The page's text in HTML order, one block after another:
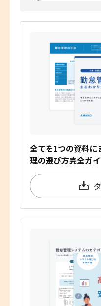
全てを1つの資料に
理の選び方完全ガ